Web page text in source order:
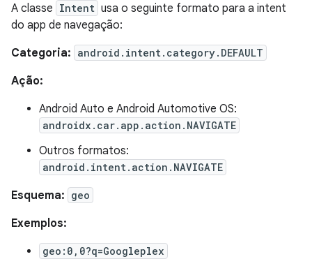
A classe Intent usa o seguinte formato para a intent
do app de navegação:
Categoria: android.intent.category.DEFAULT
Ação:
Android Auto e Android Automotive OS:
androidx.car.app.action.NAVIGATE
Outros formatos:
android.intent.action.NAVIGATE
Esquema: geo
Exemplos:
geo:0,0?q=Googleplex